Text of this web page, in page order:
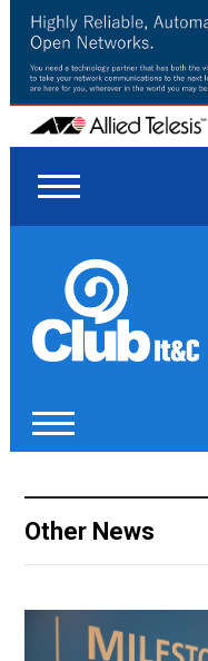
Other News